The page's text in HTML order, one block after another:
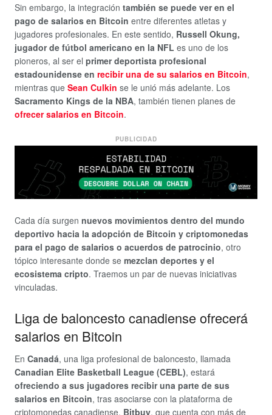
Sin embargo, la integración también se puede ver en el
pago de salarios en Bitcoin entre diferentes atletas y
jugadores profesionales. En este sentido, Russell Okung,
jugador de fútbol americano en la NFL es uno de los
pioneros, al ser el primer deportista profesional
estadounidense en recibir una de su salarios en Bitcoin,
mientras que Sean Culkin se le unió más adelante. Los
Sacramento Kings de la NBA, también tienen planes de
ofrecer salarios en Bitcoin.
PUBLICIDAD
Cada día surgen nuevos movimientos dentro del mundo
deportivo hacia la adopción de Bitcoin y criptomonedas
para el pago de salarios o acuerdos de patrocinio, otro
tópico interesante donde se mezclan deportes y el
ecosistema cripto. Traemos un par de nuevas iniciativas
vinculadas.
Liga de baloncesto canadiense ofrecerá
salarios en Bitcoin
En Canadá, una liga profesional de baloncesto, llamada
Canadian Elite Basketball League (CEBL), estará
ofreciendo a sus jugadores recibir una parte de sus
salarios en Bitcoin, tras asociarse con la plataforma de
criptomonedas canadiense, Bitbuy, que cuenta con más de